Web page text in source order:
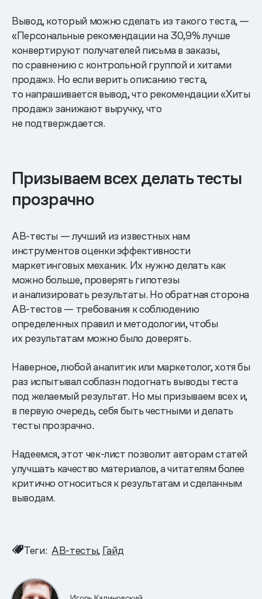
Вывод, который можно сделать из такого теста, —
«Персональные рекомендации на 30,9% лучше
конвертируют получателей письма в заказы,
по сравнению с контрольной группой и хитами
продаж». Но если верить описанию теста,
то напрашивается вывод, что рекомендации «Хиты
продаж» занижают выручку, что
не подтверждается.
Призываем всех делать тесты
прозрачно
AB-тесты — лучший из известных нам
инструментов оценки эффективности
маркетинговых механик. Их нужно делать как
можно больше, проверять гипотезы
и анализировать результаты. Но обратная сторона
AB-тестов — требования к соблюдению
определенных правил и методологии, чтобы
их результатам можно было доверять.
Наверное, любой аналитик или маркетолог, хотя бы
раз испытывал соблазн подогнать выводы теста
под желаемый результат. Но мы призываем всех и,
в первую очередь, себя быть честными и делать
тесты прозрачно.
Надеемся, этот чек-лист позволит авторам статей
улучшать качество материалов, а читателям более
критично относиться к результатам и сделанным
выводам.
Теги: AB-тесты Гайд